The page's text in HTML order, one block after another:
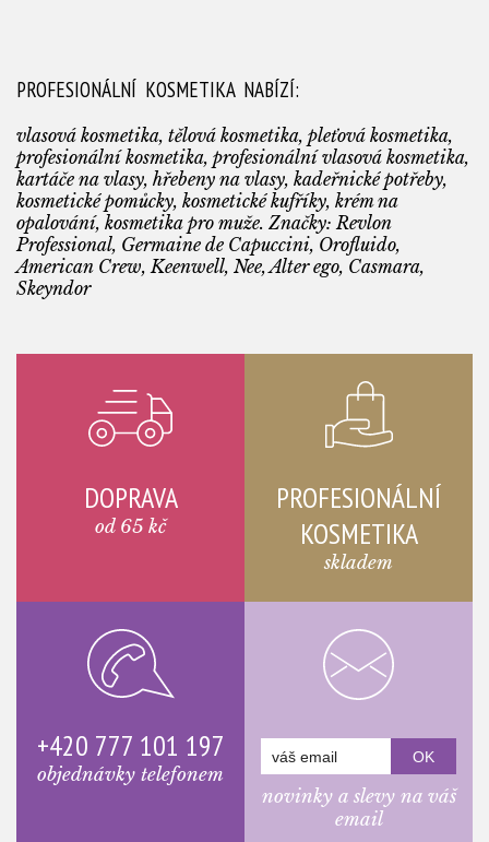
PROFESIONÁLNÍ KOSMETIKA NABÍZÍ:
vlasová kosmetika, tělová kosmetika, pleťová kosmetika,
profesionální kosmetika, profesionální vlasová kosmetika,
kartáče na vlasy, hřebeny na vlasy, kadeřnické potřeby,
kosmetické pomůcky, kosmetické kufříky, krém na
opalování, kosmetika pro muže. Značky: Revlon
Professional, Germaine de Capuccini, Orofluido,
American Crew, Keenwell, Nee, Alter ego, Casmara,
Skeyndor
DOPRAVA
od 65 kč
PROFESIONÁLNÍ
KOSMETIKA
skladem
+420 777 101 197
objednávky telefonem
novinky a slevy na váš
email